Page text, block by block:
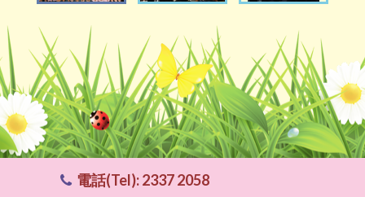
電話(Tel): 2337 2058